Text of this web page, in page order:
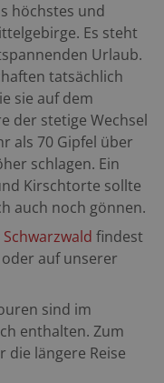
höchstes und
Es steht
Urlaub.
tatsächlich
sie auf dem
der stetige Wechsel
als 70 Gipfel über
schlagen. Ein
Kirschtorte sollte
auch noch gönnen.
findest
auf unserer
sind im
enthalten. Zum
längere Reise